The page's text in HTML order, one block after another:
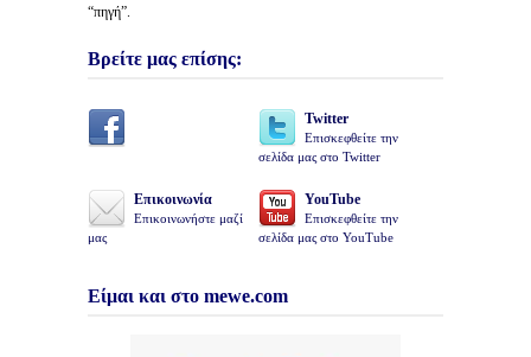
“πηγή”.
Βρείτε μας επίσης:
Twitter
Επισκεφθείτε την
σελίδα μας στο Twitter
Επικοινωνία
Επικοινωνήστε μαζί
μας
YouTube
Επισκεφθείτε την
σελίδα μας στο YouTube
Είμαι και στο mewe.com